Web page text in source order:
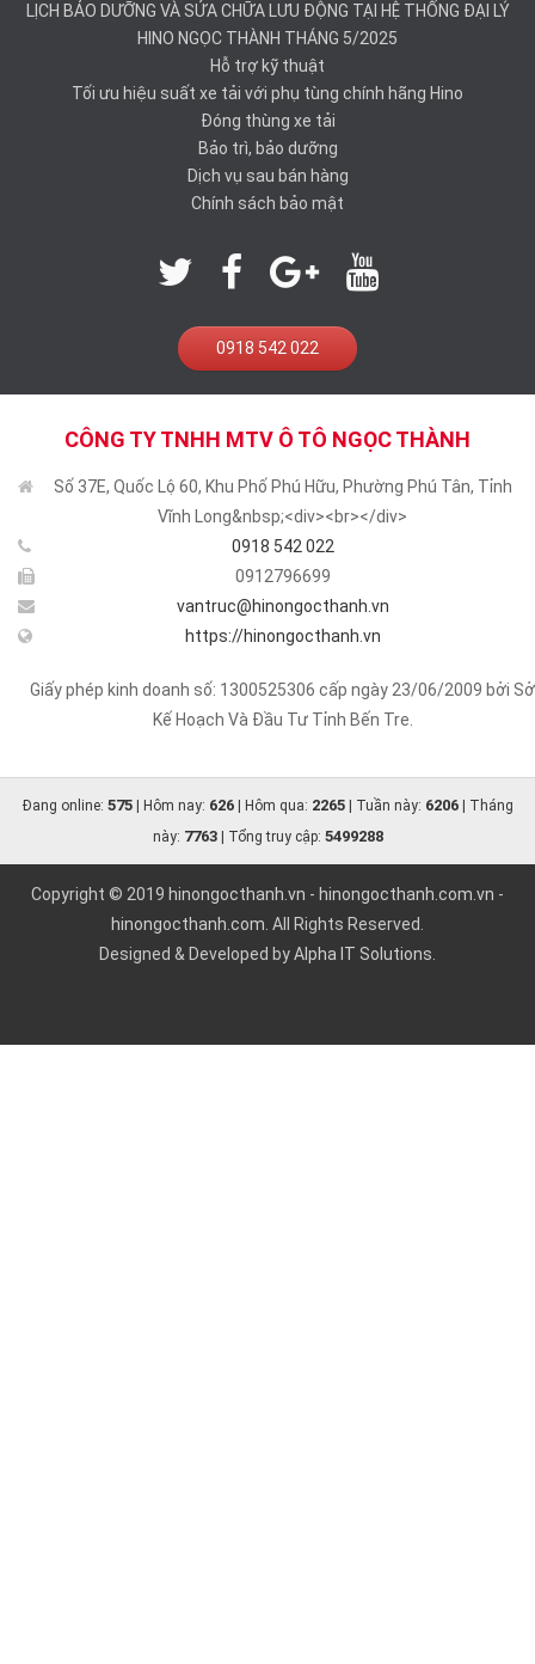
LỊCH BẢO DƯỠNG VÀ SỬA CHỮA LƯU ĐỘNG TẠI HỆ THỐNG ĐẠI LÝ
HINO NGỌC THÀNH THÁNG 5/2025
Hỗ trợ kỹ thuật
Tối ưu hiệu suất xe tải với phụ tùng chính hãng Hino
Đóng thùng xe tải
Bảo trì, bảo dưỡng
Dịch vụ sau bán hàng
Chính sách bảo mật
0918 542 022
CÔNG TY TNHH MTV Ô TÔ NGỌC THÀNH
Số 37E, Quốc Lộ 60, Khu Phố Phú Hữu, Phường Phú Tân, Tỉnh
Vĩnh Long&nbsp;<div><br></div>
0918 542 022
0912796699
vantruc@hinongocthanh.vn
https://hinongocthanh.vn
Giấy phép kinh doanh số: 1300525306 cấp ngày 23/06/2009 bởi Sở
Kế Hoạch Và Đầu Tư Tỉnh Bến Tre.
Đang online: 575| Hôm nay: 626| Hôm qua: 2265| Tuần này: 6206| Tháng
này: 7763| Tổng truy cập: 5499288
Copyright © 2019 hinongocthanh.vn - hinongocthanh.com.vn -
hinongocthanh.com . All Rights Reserved.
Designed & Developed byAlpha IT Solutions.